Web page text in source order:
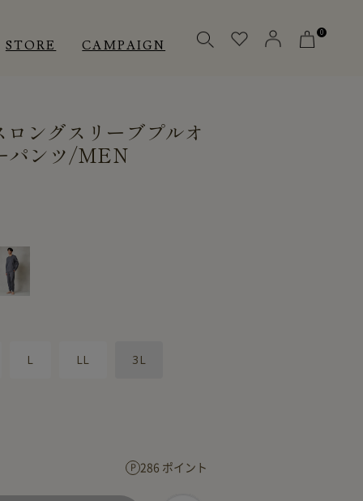
STORE CAMPAIGN
0
INNER OTHERS
OTHERS
ングスリーブプルオ
パンツ/MEN
L LL 3L
286 ポイント